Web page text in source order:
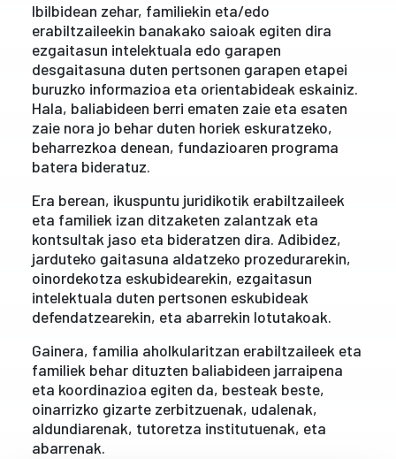
Ibilbidean zehar, familiekin eta/edo
erabiltzaileekin banakako saioak egiten dira
ezgaitasun intelektuala edo garapen
desgaitasuna duten pertsonen garapen etapei
buruzko informazioa eta orientabideak eskainiz.
Hala, baliabideen berri ematen zaie eta esaten
zaie nora jo behar duten horiek eskuratzeko,
beharrezkoa denean, fundazioaren programa
batera bideratuz.
Era berean, ikuspuntu juridikotik erabiltzaileek
eta familiek izan ditzaketen zalantzak eta
kontsultak jaso eta bideratzen dira. Adibidez,
jarduteko gaitasuna aldatzeko prozedurarekin,
oinordekotza eskubidearekin, ezgaitasun
intelektuala duten pertsonen eskubideak
defendatzearekin, eta abarrekin lotutakoak.
Gainera, familia aholkularitzan erabiltzaileek eta
familiek behar dituzten baliabideen jarraipena
eta koordinazioa egiten da, besteak beste,
oinarrizko gizarte zerbitzuenak, udalenak,
aldundiarenak, tutoretza institutuenak, eta
abarrenak.